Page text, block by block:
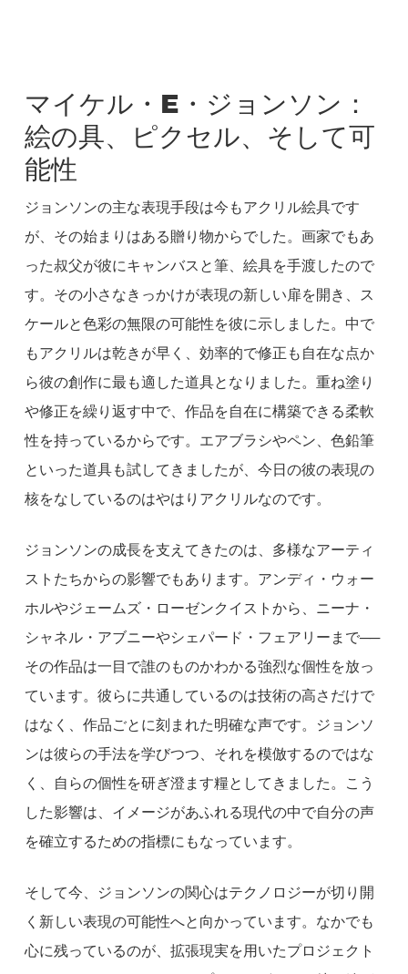
マイケル・E・ジョンソン：
絵の具、ピクセル、そして可
能性
ジョンソンの主な表現手段は今もアクリル絵具です
が、その始まりはある贈り物からでした。画家でもあ
った叔父が彼にキャンバスと筆、絵具を手渡したので
す。その小さなきっかけが表現の新しい扉を開き、ス
ケールと色彩の無限の可能性を彼に示しました。中で
もアクリルは乾きが早く、効率的で修正も自在な点か
ら彼の創作に最も適した道具となりました。重ね塗り
や修正を繰り返す中で、作品を自在に構築できる柔軟
性を持っているからです。エアブラシやペン、色鉛筆
といった道具も試してきましたが、今日の彼の表現の
核をなしているのはやはりアクリルなのです。
ジョンソンの成長を支えてきたのは、多様なアーティ
ストたちからの影響でもあります。アンディ・ウォー
ホルやジェームズ・ローゼンクイストから、ニーナ・
シャネル・アブニーやシェパード・フェアリーまで──
その作品は一目で誰のものかわかる強烈な個性を放っ
ています。彼らに共通しているのは技術の高さだけで
はなく、作品ごとに刻まれた明確な声です。ジョンソ
ンは彼らの手法を学びつつ、それを模倣するのではな
く、自らの個性を研ぎ澄ます糧としてきました。こう
した影響は、イメージがあふれる現代の中で自分の声
を確立するための指標にもなっています。
そして今、ジョンソンの関心はテクノロジーが切り開
く新しい表現の可能性へと向かっています。なかでも
心に残っているのが、拡張現実を用いたプロジェクト